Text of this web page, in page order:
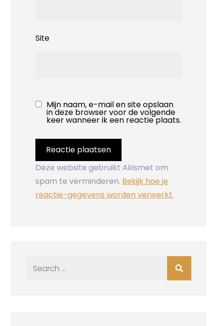
Site
Mijn naam, e-mail en site opslaan
in deze browser voor de volgende
keer wanneer ik een reactie plaats.
Deze website gebruikt Akismet om
spam te verminderen. Bekijk hoe je
reactie-gegevens worden verwerkt.